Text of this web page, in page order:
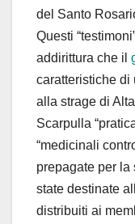
del Santo
Questi
addirittura che il
caratteristiche di
alla strage di
Scarpulla
“medicinali
prepagate per
state destinate
distribuiti ai